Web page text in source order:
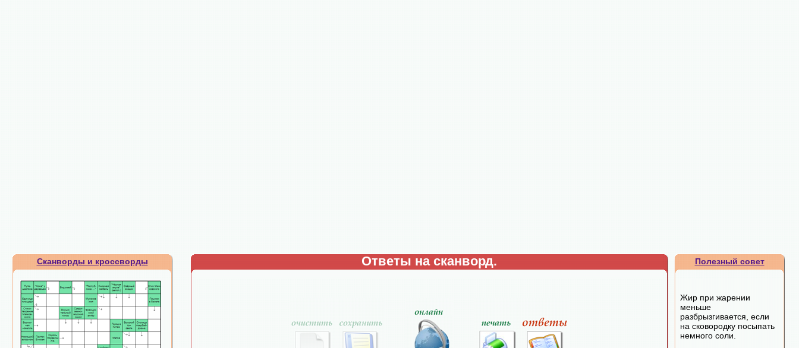
Сканворды и кроссворды Ответы на сканворд. Полезный совет
Жир при жарении
меньше
разбрызгивается, если
на сковородку посыпать
немного соли.